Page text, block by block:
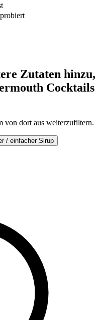
Zutaten hinzu,
Cocktails
von dort aus weiterzufiltern.
/ einfacher Sirup